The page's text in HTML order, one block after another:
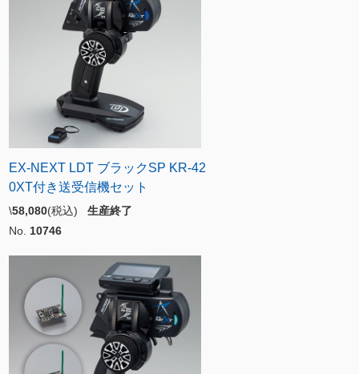
EX-NEXT LDT ブラックSP KR-42
0XT付き送受信機セット
\58,080(税込) 生産終了
No. 10746